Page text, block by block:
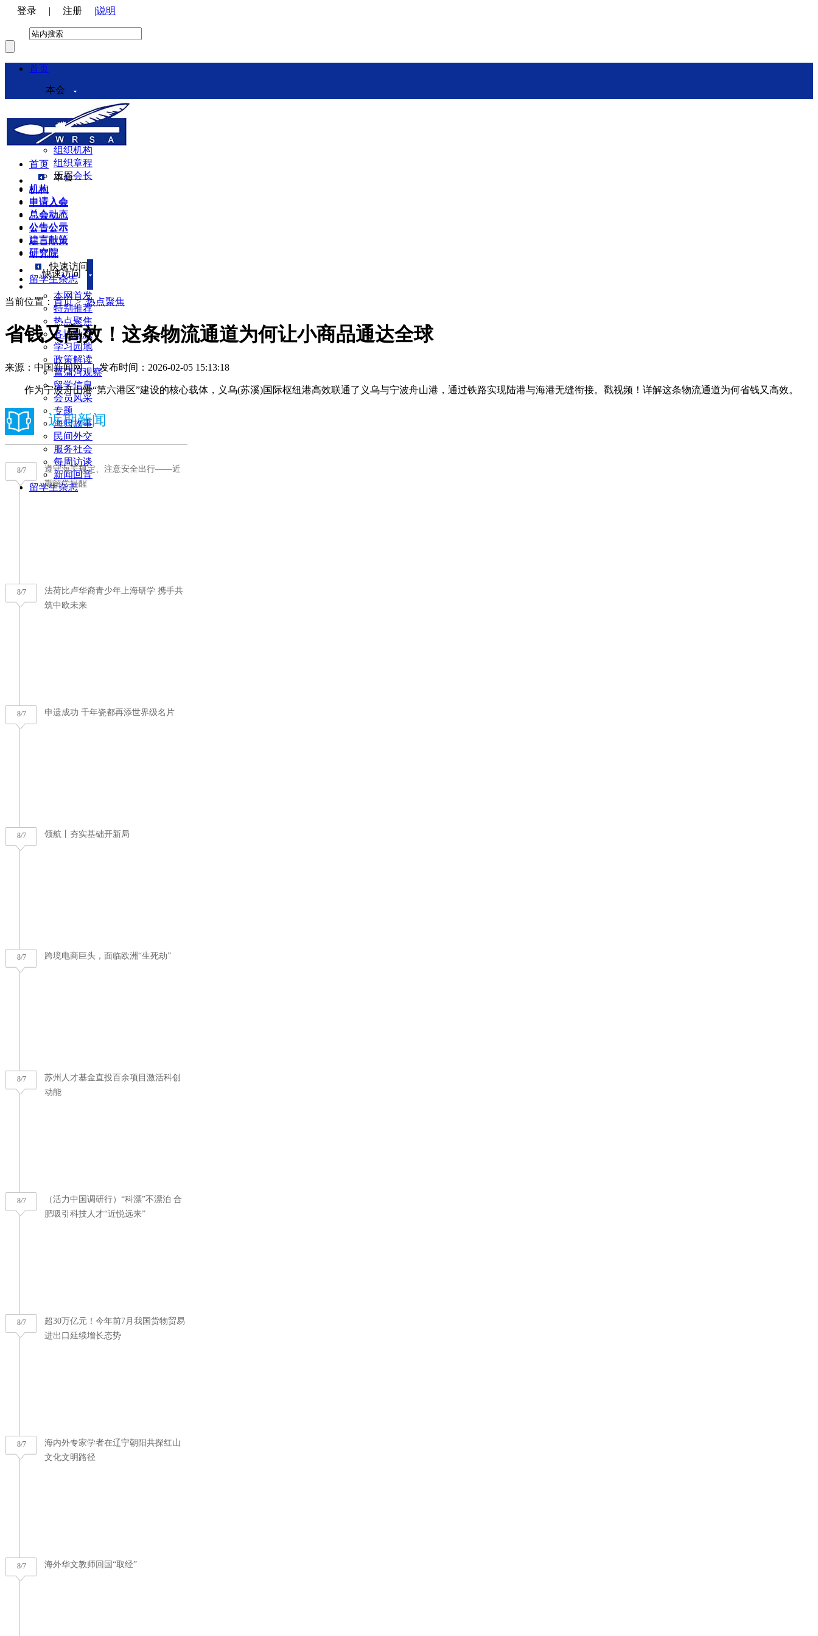
登录 | 注册 |说明
首页
本会
本会介绍
领导机构
理事会
组织机构
组织章程
历届会长
机构
申请入会
总会动态
公告公示
建言献策
研究院
快速访问
本网首发
特别推荐
热点聚焦
各地动态
学习园地
政策解读
菖蒲河观察
留学信息
会员风采
专题
海归故事
民间外交
服务社会
每周访谈
新闻回音
留学生杂志
首页
本会
机构
申请入会
总会动态
公告公示
建言献策
研究院
快速访问
留学生杂志
当前位置： 首页>热点聚焦
省钱又高效！这条物流通道为何让小商品通达全球
来源：中国新闻网 |发布时间：2026-02-05 15:13:18
作为宁波舟山港“第六港区”建设的核心载体，义乌(苏溪)国际枢纽港高效联通了义乌与宁波舟山港，通过铁路实现陆港与海港无缝衔接。戳视频！详解这条物流通道为何省钱又高效。